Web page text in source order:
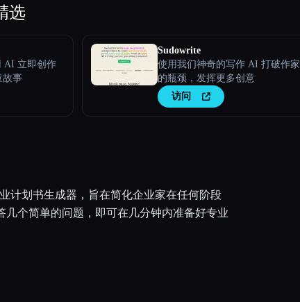
选
AI 立即创作
故事
Sudowrite
使用我们神奇的写作 AI 打破作家
的瓶颈，发挥更多创意
访问
计划书生成器，旨在简化企业家在任何阶段
几个简单的问题，即可在几分钟内准备好专业